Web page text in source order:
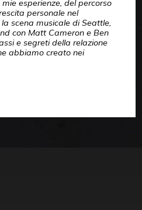
esperienze, del percorso
personale nel
scena musicale di Seattle,
con Matt Cameron e Ben
e segreti della relazione
abbiamo creato nei